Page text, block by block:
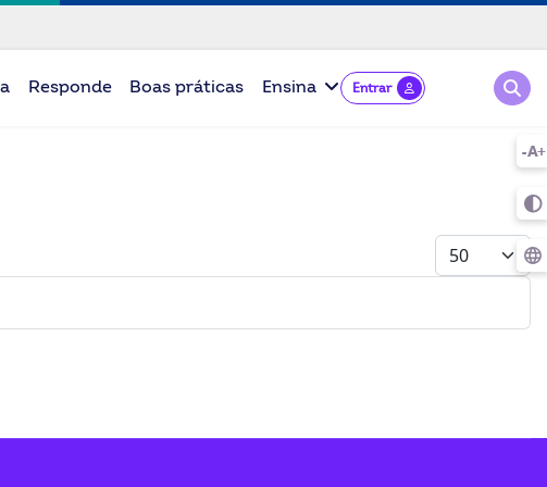
Responde Boas práticas Ensina Entrar
Mostrar #